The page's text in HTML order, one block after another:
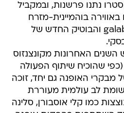
נתנו פרשנות, ובמקביל
בוהמיינית-מזרח
תיכונית כמו המותג galabia והבוטיק החדש של
האחרונות מקונצנזוס
שהוכיח שיתוף הפעולה
מבקרי האופנה גם יחד, זוכה
לב עולמית מעוררת
כמו קלי אוסבורן, סלינה